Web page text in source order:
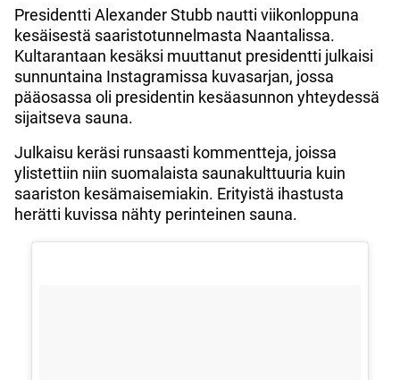
Presidentti Alexander Stubb nautti viikonloppuna
kesäisestä saaristotunnelmasta Naantalissa.
Kultarantaan kesäksi muuttanut presidentti julkaisi
sunnuntaina Instagramissa kuvasarjan, jossa
pääosassa oli presidentin kesäasunnon yhteydessä
sijaitseva sauna.
Julkaisu keräsi runsaasti kommentteja, joissa
ylistettiin niin suomalaista saunakulttuuria kuin
saariston kesämaisemiakin. Erityistä ihastusta
herätti kuvissa nähty perinteinen sauna.